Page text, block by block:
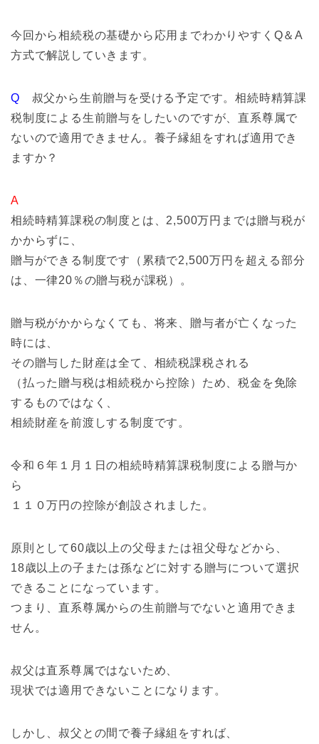
今回から相続税の基礎から応用までわかりやすくQ＆A
方式で解説していきます。
Q 叔父から生前贈与を受ける予定です。相続時精算課
税制度による生前贈与をしたいのですが、直系尊属で
ないので適用できません。養子縁組をすれば適用でき
ますか？
A
相続時精算課税の制度とは、2,500万円までは贈与税が
かからずに、
贈与ができる制度です（累積で2,500万円を超える部分
は、一律20％の贈与税が課税）。
贈与税がかからなくても、将来、贈与者が亡くなった
時には、
その贈与した財産は全て、相続税課税される
（払った贈与税は相続税から控除）ため、税金を免除
するものではなく、
相続財産を前渡しする制度です。
令和６年１月１日の相続時精算課税制度による贈与か
ら
１１０万円の控除が創設されました。
原則として60歳以上の父母または祖父母などから、
18歳以上の子または孫などに対する贈与について選択
できることになっています。
つまり、直系尊属からの生前贈与でないと適用できま
せん。
叔父は直系尊属ではないため、
現状では適用できないことになります。
しかし、叔父との間で養子縁組をすれば、